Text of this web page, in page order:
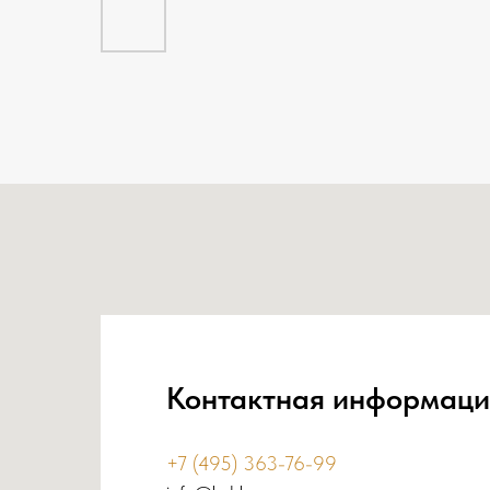
Контактная
+7 (495) 363-76-99